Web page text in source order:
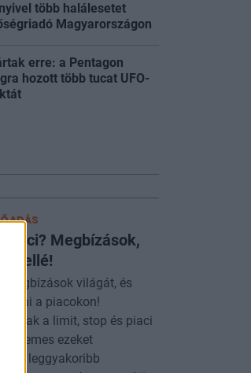
több halálesetet
Magyarországon
erre: a Pentagon
hozott több tucat UFO-
Piaci? Megbízások,
mellé!
megbízások világát, és
a piacokon!
a limit, stop és piaci
érdemes ezeket
a leggyakoribb